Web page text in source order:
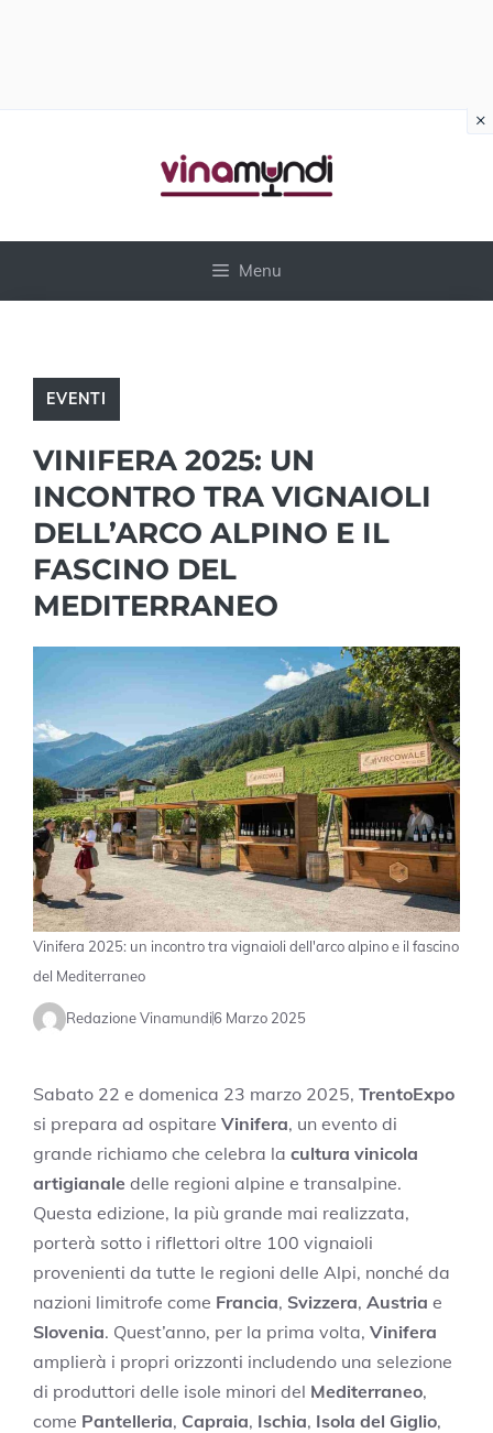
Menu
EVENTI
VINIFERA 2025: UN
INCONTRO TRA VIGNAIOLI
DELL’ARCO ALPINO E IL
FASCINO DEL
MEDITERRANEO
Vinifera 2025: un incontro tra vignaioli dell'arco alpino e il fascino
del Mediterraneo
Redazione Vinamundi6 Marzo 2025
Sabato 22 e domenica 23 marzo 2025, TrentoExpo
si prepara ad ospitare Vinifera, un evento di
grande richiamo che celebra la cultura vinicola
artigianale delle regioni alpine e transalpine.
Questa edizione, la più grande mai realizzata,
porterà sotto i riflettori oltre 100 vignaioli
provenienti da tutte le regioni delle Alpi, nonché da
nazioni limitrofe come Francia, Svizzera, Austria e
Slovenia. Quest’anno, per la prima volta, Vinifera
amplierà i propri orizzonti includendo una selezione
di produttori delle isole minori del Mediterraneo,
come Pantelleria, Capraia, Ischia, Isola del Giglio,
×